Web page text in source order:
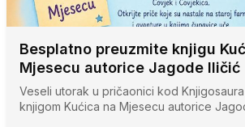
Besplatno preuzmite knjigu
Mjesecu autorice Jagode Iličić
Veseli utorak u pričaonici kod
knjigom Kućica na Mjesecu autorice